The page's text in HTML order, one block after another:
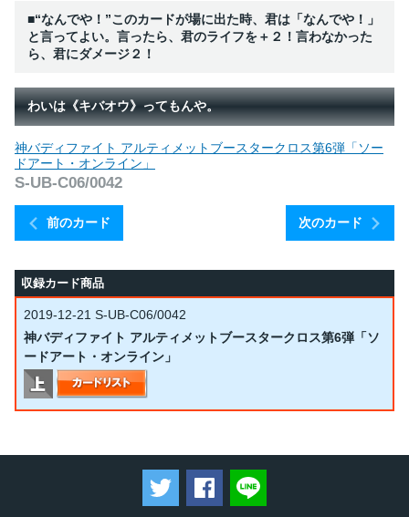
■“なんでや！”このカードが場に出た時、君は「なんでや！」
と言ってよい。言ったら、君のライフを＋２！言わなかった
ら、君にダメージ２！
わいは《キバオウ》ってもんや。
前のカード
神バディファイト アルティメットブースタークロス第6弾「ソー
ドアート・オンライン」
S-UB-C06/0042
次のカード
収録カード商品
2019-12-21 S-UB-C06/0042
神バディファイト アルティメットブースタークロス第6弾「ソ
ードアート・オンライン」
ツイートするFacebookでシェアする